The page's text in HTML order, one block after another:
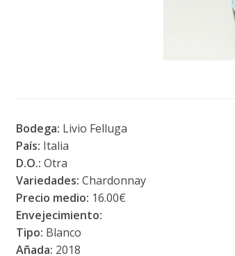
Bodega: Livio Felluga
País: Italia
D.O.: Otra
Variedades: Chardonnay
Precio medio: 16.00€
Envejecimiento:
Tipo: Blanco
Añada: 2018